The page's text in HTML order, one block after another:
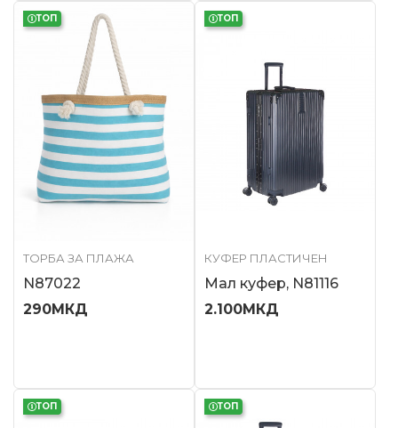
ТОП
ТОРБА ЗА ПЛАЖА
N87022
290МКД
ТОП
КУФЕР ПЛАСТИЧЕН
Мал куфер, N81116
2.100МКД
ТОП ТОП